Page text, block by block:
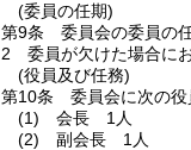
(委員の任期)
第9条
委員会の委員の
2
委員が欠けた場合に
(役員及び任務)
第10条
委員会に次の役
(1)
会長 1人
(2)
副会長 1人